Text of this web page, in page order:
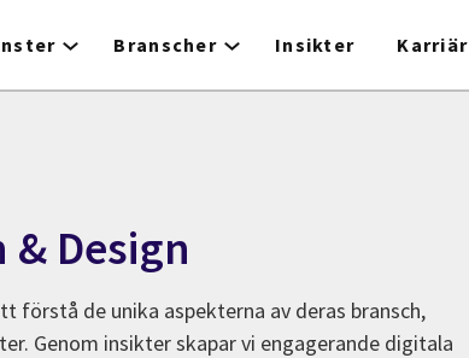
Branscher Insikter Karriär
Design
förstå de unika aspekterna av deras bransch,
Genom insikter skapar vi engagerande digitala